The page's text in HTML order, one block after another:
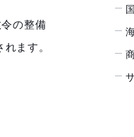
の整備
ます。